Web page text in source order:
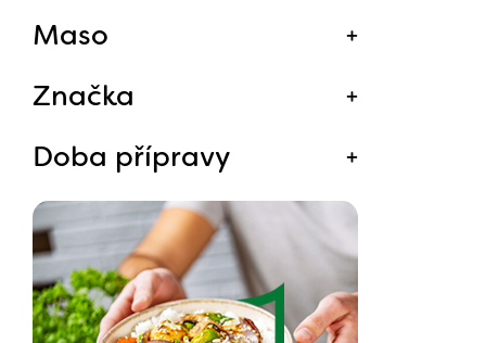
Maso
Značka
Doba přípravy